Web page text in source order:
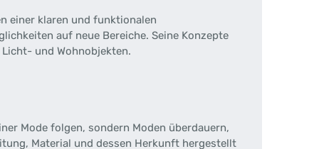
einer klaren und funktionalen
auf neue Bereiche. Seine Konzepte
und Wohnobjekten.
Mode folgen, sondern Moden überdauern,
Material und dessen Herkunft hergestellt